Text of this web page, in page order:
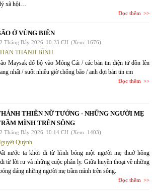
lý xã hội…
Đọc thêm
Ở VÙNG BIÊN
Tháng Bảy 2026 10:23 CH (Xem: 1676)
THANH BÌNH
Maysak đổ bộ vào Móng Cái / các bản tin điện tử dồn lên
nhất / suốt nhiều giờ chống bão / anh đợi bản tin em
Đọc thêm
THIÊN NỮ TƯỚNG - NHỮNG NGƯỜI MẸ
MÌNH TRÊN SÔNG
Tháng Bảy 2026 10:14 CH (Xem: 1403)
Quỳnh
nước ta khởi đi từ hình bóng một người mẹ thuở hồng
từ lời ru và những cuộc phân ly. Giữa huyền thoại về những
dáng những người mẹ trầm mình trên sông.
Đọc thêm